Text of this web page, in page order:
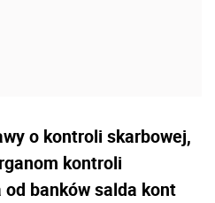
o kontroli skarbowej,
kontroli
banków salda kont